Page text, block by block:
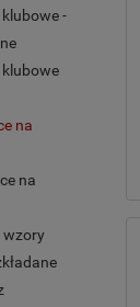
-
na
na
wzory